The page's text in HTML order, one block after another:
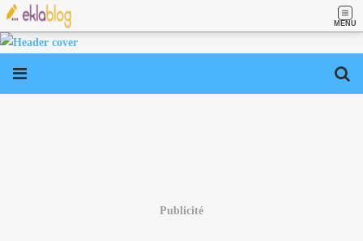
MENU
Publicité